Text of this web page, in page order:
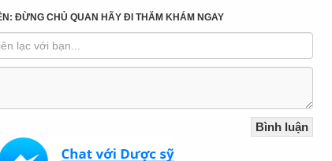
ĐỪNG CHỦ QUAN HÃY ĐI THĂM KHÁM NGAY